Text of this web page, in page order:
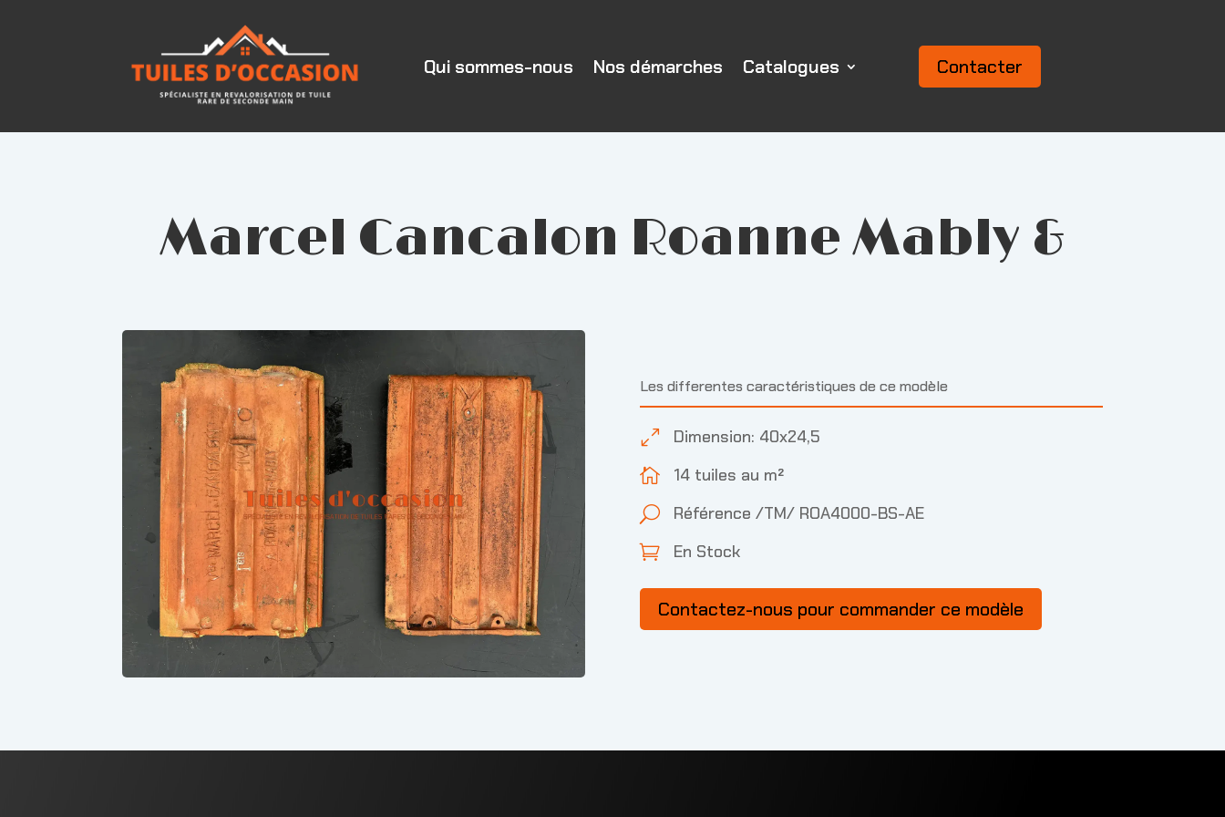
Qui sommes-nous Nos démarches Catalogues Contacter
Marcel Cancalon Roanne Mably &
Les differentes caractéristiques de ce modèle
0 Dimension: 40x24,5
 14 tuiles au m²
U Référence /TM/ ROA4000-BS-AE
 En Stock
Contactez-nous pour commander ce modèle